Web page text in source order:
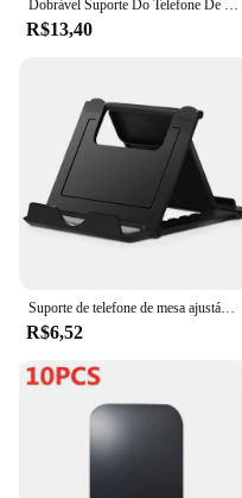
R$13,40
R$6,52